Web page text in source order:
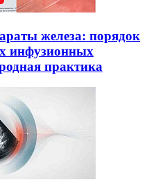
железа: порядок
инфузионных
практика